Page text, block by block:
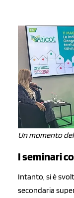
Un momento
I seminari
Intanto, si è
secondaria